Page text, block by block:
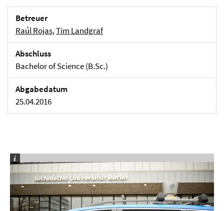
Betreuer
Raúl Rojas,Tim Landgraf
Abschluss
Bachelor of Science (B.Sc.)
Abgabedatum
25.04.2016